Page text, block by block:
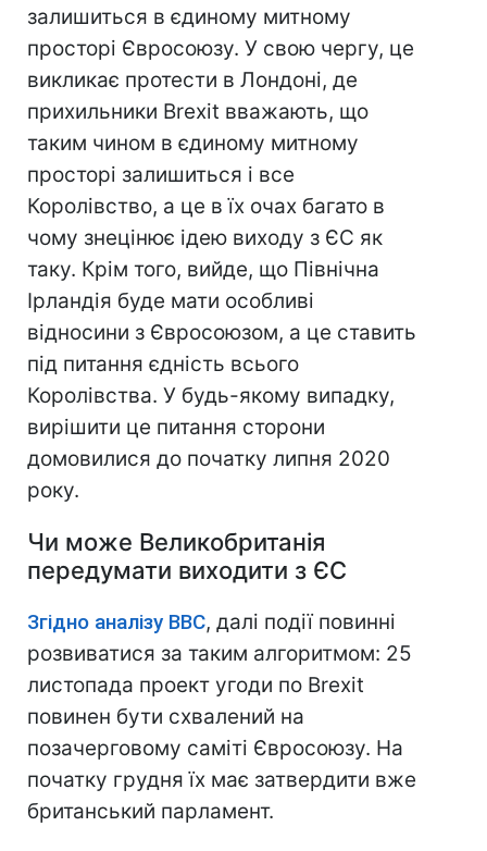
залишиться в єдиному митному
просторі Євросоюзу. У свою чергу, це
викликає протести в Лондоні, де
прихильники Brexit вважають, що
таким чином в єдиному митному
просторі залишиться і все
Королівство, а це в їх очах багато в
чому знецінює ідею виходу з ЄС як
таку. Крім того, вийде, що Північна
Ірландія буде мати особливі
відносини з Євросоюзом, а це ставить
під питання єдність всього
Королівства. У будь-якому випадку,
вирішити це питання сторони
домовилися до початку липня 2020
року.
Чи може Великобританія
передумати виходити з ЄС
Згідно аналізу ВВС, далі події повинні
розвиватися за таким алгоритмом: 25
листопада проект угоди по Brexit
повинен бути схвалений на
позачерговому саміті Євросоюзу. На
початку грудня їх має затвердити вже
британський парламент.